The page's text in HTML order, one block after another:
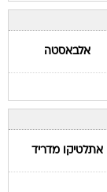
אלבאסטה
אתלטיקו מדריד